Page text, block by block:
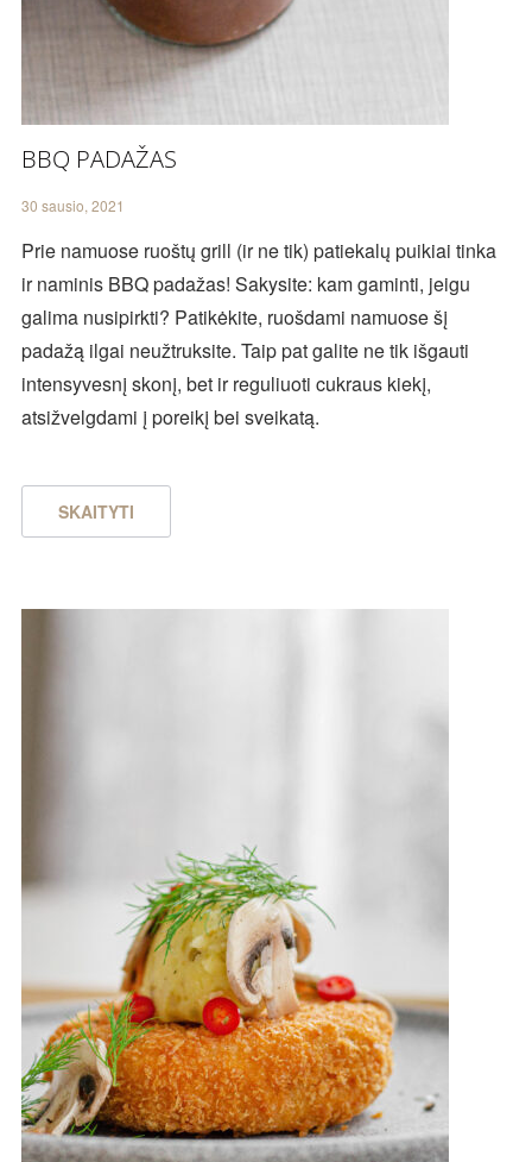
BBQ PADAŽAS
30 sausio, 2021
Prie namuose ruoštų grill (ir ne tik) patiekalų puikiai tinka
ir naminis BBQ padažas! Sakysite: kam gaminti, jeigu
galima nusipirkti? Patikėkite, ruošdami namuose šį
padažą ilgai neužtruksite. Taip pat galite ne tik išgauti
intensyvesnį skonį, bet ir reguliuoti cukraus kiekį,
atsižvelgdami į poreikį bei sveikatą.
SKAITYTI